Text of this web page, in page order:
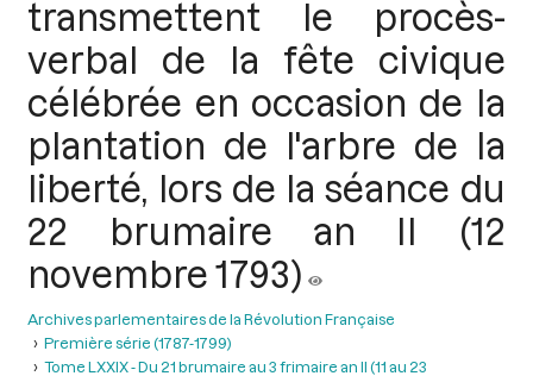
transmettent le procès-
verbal de la fête civique
célébrée en occasion de la
plantation de l'arbre de la
liberté, lors de la séance du
22 brumaire an II (12
novembre 1793)
Archives parlementaires de la Révolution Française
Première série (1787-1799)
Tome LXXIX - Du 21 brumaire au 3 frimaire an II (11 au 23